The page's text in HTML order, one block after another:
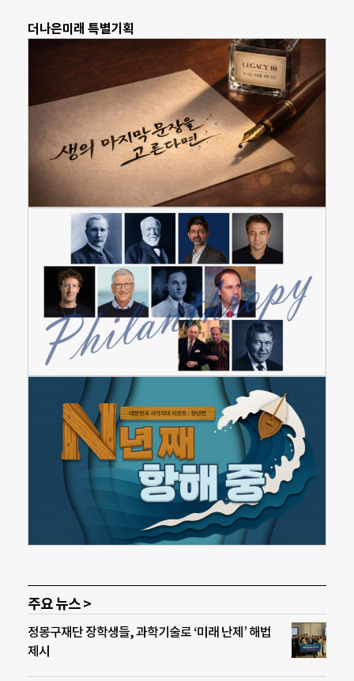
더나은미래 특별기획
주요 뉴스 >
정몽구재단 장학생들, 과학기술로 ‘미래 난제’ 해법
제시